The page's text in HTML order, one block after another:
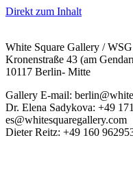
Direkt zum Inhalt
White Square Gallery /
Kronenstraße 43 (am
10117 Berlin- Mitte
Gallery E-mail:
Dr. Elena Sadykova: +49
es@whitesquaregallery.com
Dieter Reitz: +49 160